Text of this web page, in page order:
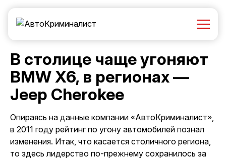
В столице чаще угоняют
BMW X6, в регионах —
Jeep Cherokee
Опираясь на данные компании «АвтоКриминалист»,
в 2011 году рейтинг по угону автомобилей познал
изменения. Итак, что касается столичного региона,
то здесь лидерство по-прежнему сохранилось за